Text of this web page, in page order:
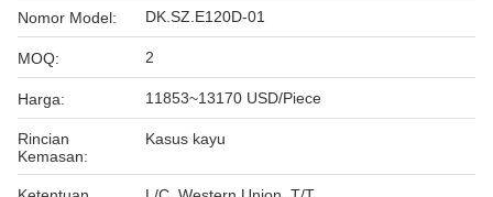
Nomor Model: DK.SZ.E120D-01
MOQ: 2
Harga: 11853~13170 USD/Piece
Rincian
Kemasan:
Kasus kayu